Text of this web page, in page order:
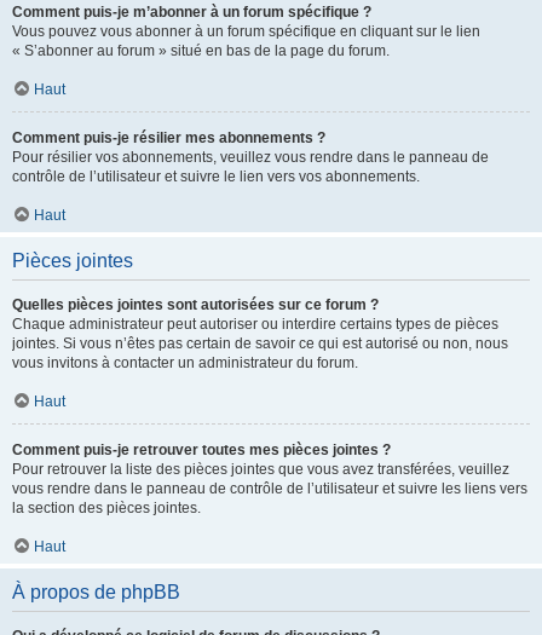
Comment puis-je m’abonner à un forum spécifique ?
Vous pouvez vous abonner à un forum spécifique en cliquant sur le lien
« S’abonner au forum » situé en bas de la page du forum.
Haut
Comment puis-je résilier mes abonnements ?
Pour résilier vos abonnements, veuillez vous rendre dans le panneau de
contrôle de l’utilisateur et suivre le lien vers vos abonnements.
Haut
Pièces jointes
Quelles pièces jointes sont autorisées sur ce forum ?
Chaque administrateur peut autoriser ou interdire certains types de pièces
jointes. Si vous n’êtes pas certain de savoir ce qui est autorisé ou non, nous
vous invitons à contacter un administrateur du forum.
Haut
Comment puis-je retrouver toutes mes pièces jointes ?
Pour retrouver la liste des pièces jointes que vous avez transférées, veuillez
vous rendre dans le panneau de contrôle de l’utilisateur et suivre les liens vers
la section des pièces jointes.
Haut
À propos de phpBB